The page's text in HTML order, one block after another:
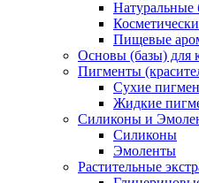
Натуральные
Пищевые
Основы (базы) для
Пигменты
Сухие
Жидкие
Силиконы и
Силиконы
Эмоленты
Растительные